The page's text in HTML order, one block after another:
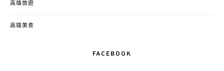
高雄旅遊
高雄美食
FACEBOOK